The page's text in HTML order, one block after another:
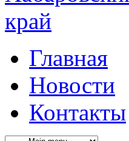
Главная
Новости
Контакты